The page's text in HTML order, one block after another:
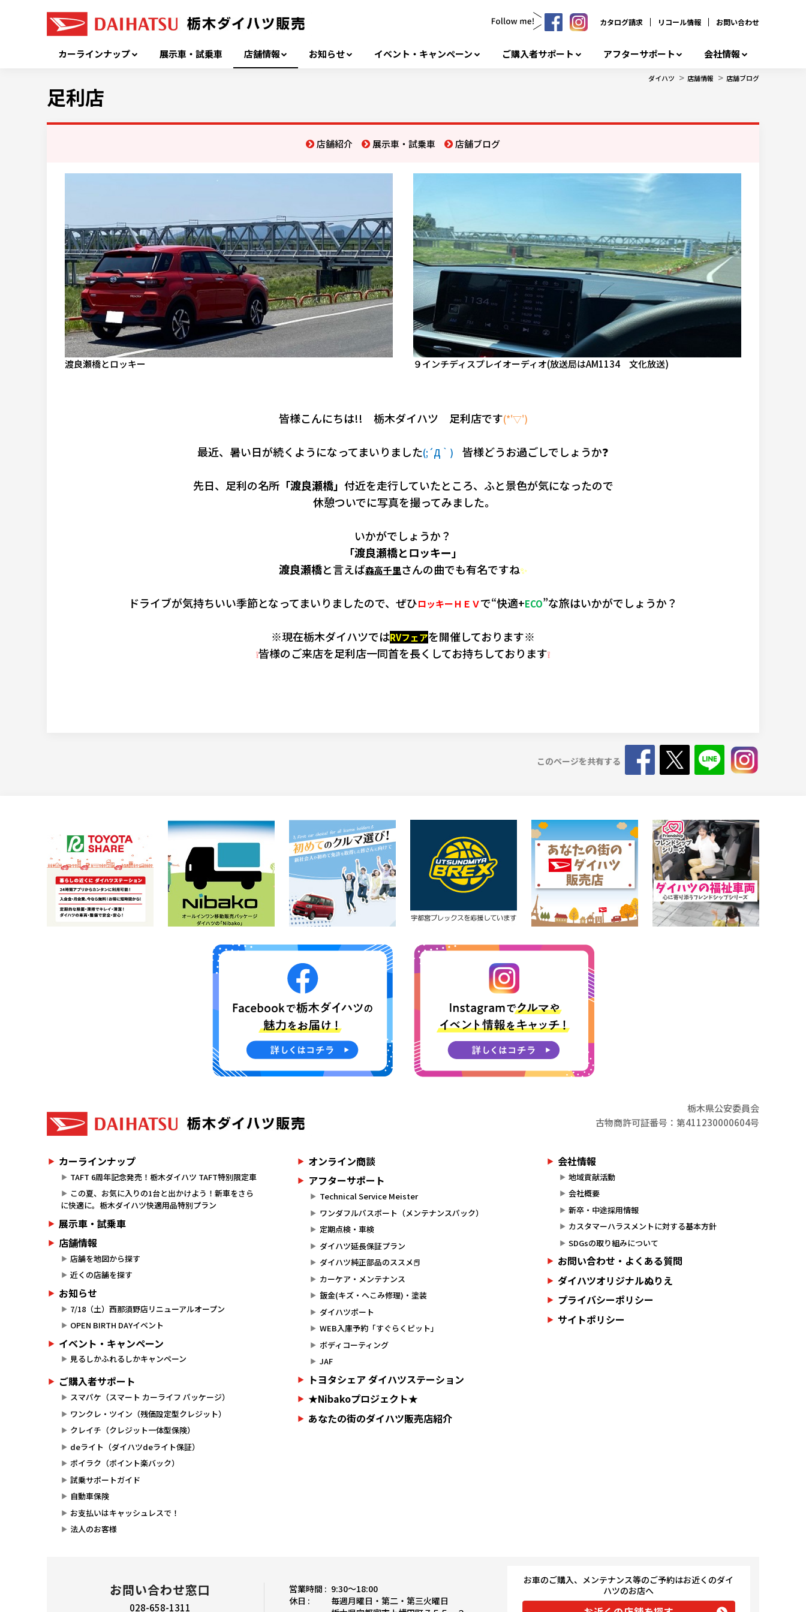
カタログ請求 リコール情報 お問い合わせ
カーラインナップ 展示車・試乗車 店舗情報 お知らせ イベント・キャンペーン ご購入者サポート アフターサポート 会社情報
ダイハツ > 店舗情報 > 店舗ブログ
足利店
店舗紹介 展示車・試乗車 店舗ブログ
渡良瀬橋とロッキー ９インチディスプレイオーディオ(放送局はAM1134 文化放送)
皆様こんにちは!! 栃木ダイハツ 足利店です(*'▽')
最近、暑い日が続くようになってまいりました(;´Д｀) 皆様どうお過ごしでしょうか❓
先日、足利の名所「渡良瀬橋」 付近を走行していたところ、ふと景色が気になったので
休憩ついでに写真を撮ってみました。
いかがでしょうか？
「渡良瀬橋とロッキー」
渡良瀬橋と言えば森高千里さんの曲でも有名ですね✨
ドライブが気持ちいい季節となってまいりましたので、ぜひロッキーＨＥＶで“快適+ECO”な旅はいかがでしょうか？
※現在栃木ダイハツではRVフェアを開催しております※
❕皆様のご来店を足利店一同首を長くしてお持ちしております❕
このページを共有する
栃木県公安委員会
古物商許可証番号：第411230000604号
カーラインナップ
TAFT 6周年記念発売！栃木ダイハツ TAFT特別限定車
この夏、お気に入りの1台と出かけよう！新車をさら
に快適に。栃木ダイハツ快適用品特別プラン
展示車・試乗車
店舗情報
店舗を地図から探す
近くの店舗を探す
お知らせ
7/18（土）西那須野店リニューアルオープン
OPEN BIRTH DAYイベント
イベント・キャンペーン
見るしかふれるしかキャンペーン
ご購入者サポート
スマパケ（スマート カーライフ パッケージ）
ワンクレ・ツイン（残価設定型クレジット）
クレイチ（クレジット一体型保険）
deライト（ダイハツdeライト保証）
ポイラク（ポイント楽バック）
試乗サポートガイド
自動車保険
お支払いはキャッシュレスで！
法人のお客様
オンライン商談
アフターサポート
Technical Service Meister
ワンダフルパスポート（メンテナンスパック）
定期点検・車検
ダイハツ延長保証プラン
ダイハツ純正部品のススメ📕
カーケア・メンテナンス
鈑金(キズ・へこみ修理)・塗装
ダイハツポート
WEB入庫予約「すぐらくピット」
ボディコーティング
JAF
トヨタシェア ダイハツステーション
★Nibakoプロジェクト★
あなたの街のダイハツ販売店紹介
会社情報
地域貢献活動
会社概要
新卒・中途採用情報
カスタマーハラスメントに対する基本方針
SDGsの取り組みについて
お問い合わせ・よくある質問
ダイハツオリジナルぬりえ
プライバシーポリシー
サイトポリシー
お問い合わせ窓口
028-658-1311
営業時間 : 9:30〜18:00
休日 :
毎週月曜日・第二・第三火曜日
お車のご購入、メンテナンス等のご予約はお近くのダイ
ハツのお店へ